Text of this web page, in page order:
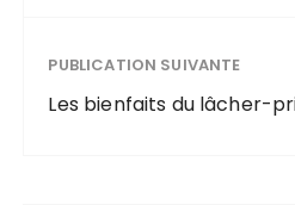
PUBLICATION SUIVANTE
Les bienfaits du lâcher-